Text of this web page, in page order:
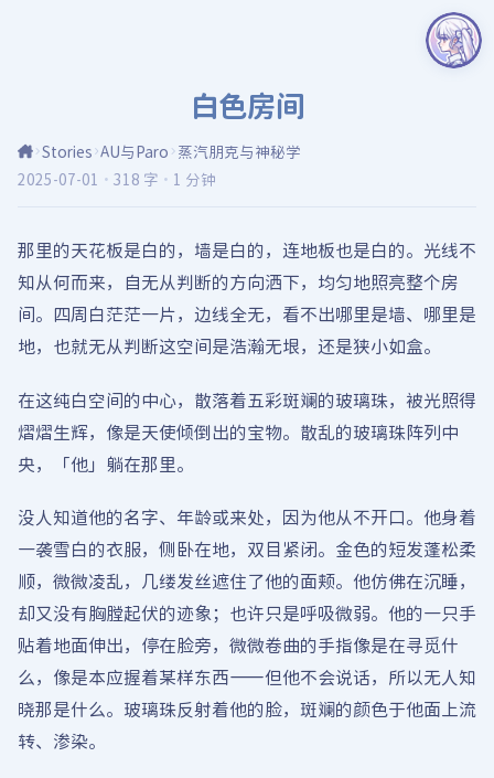
白色房间
Stories AU与Paro 蒸汽朋克与神秘学
2025-07-01 · 318 字 · 1 分钟
那里的天花板是白的，墙是白的，连地板也是白的。光线不
知从何而来，自无从判断的方向洒下，均匀地照亮整个房
间。四周白茫茫一片，边线全无，看不出哪里是墙、哪里是
地，也就无从判断这空间是浩瀚无垠，还是狭小如盒。
在这纯白空间的中心，散落着五彩斑斓的玻璃珠，被光照得
熠熠生辉，像是天使倾倒出的宝物。散乱的玻璃珠阵列中
央，「他」躺在那里。
没人知道他的名字、年龄或来处，因为他从不开口。他身着
一袭雪白的衣服，侧卧在地，双目紧闭。金色的短发蓬松柔
顺，微微凌乱，几缕发丝遮住了他的面颊。他仿佛在沉睡，
却又没有胸膛起伏的迹象；也许只是呼吸微弱。他的一只手
贴着地面伸出，停在脸旁，微微卷曲的手指像是在寻觅什
么，像是本应握着某样东西——但他不会说话，所以无人知
晓那是什么。玻璃珠反射着他的脸，斑斓的颜色于他面上流
转、渗染。